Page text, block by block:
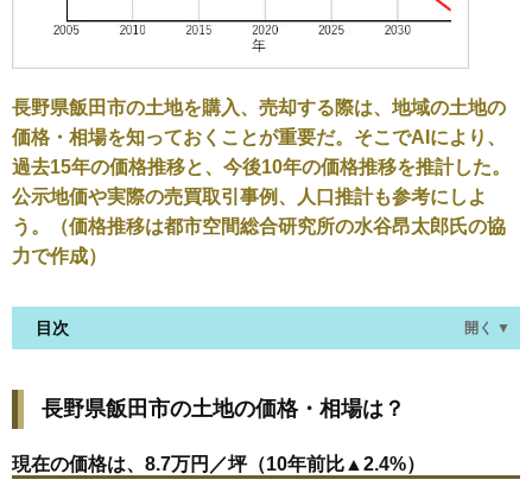
長野県飯田市の土地を購入、売却する際は、地域の土地の
価格・相場を知っておくことが重要だ。そこでAIにより、
過去15年の価格推移と、今後10年の価格推移を推計した。
公示地価や実際の売買取引事例、人口推計も参考にしよ
う。（価格推移は都市空間総合研究所の水谷昂太郎氏の協
力で作成）
目次 開く ▼
現在の価格は、8.7万円／坪（10年前比▲2.4%）
価格を詳細に分析しよう
長野県飯田市の土地の価格・相場は？
現在の価格は、8.7万円／坪（10年前比▲2.4%）